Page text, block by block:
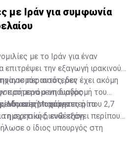
με Ιράν για συμφωνία
με το Ιράν για έναν
επιτρέψει την εξαγωγή ιρακινού
αυτός, δεν έχει ακόμη
σήμερα ο υπουργός
Μπασίμ Μοχάμεντ.
περισσότερες
προτεινόμενη διαδρομή του
ποσότητες ή το
σχετική διευθέτηση.
αυτή, παράγει περίπου 2,7
ημερησίως, ενώ εξάγει περίπου
ο ίδιος υπουργός στη